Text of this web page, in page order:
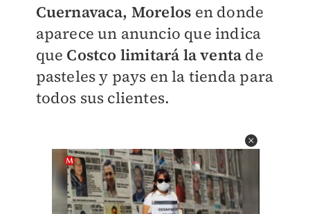
Cuernavaca, Morelos en donde
aparece un anuncio que indica
que Costco limitará la venta de
pasteles y pays en la tienda para
todos sus clientes.